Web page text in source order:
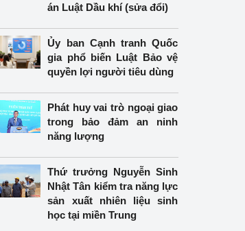
án Luật Dầu khí (sửa đổi)
Ủy ban Cạnh tranh Quốc
gia phổ biến Luật Bảo vệ
quyền lợi người tiêu dùng
Phát huy vai trò ngoại giao
trong bảo đảm an ninh
năng lượng
Thứ trưởng Nguyễn Sinh
Nhật Tân kiểm tra năng lực
sản xuất nhiên liệu sinh
học tại miền Trung